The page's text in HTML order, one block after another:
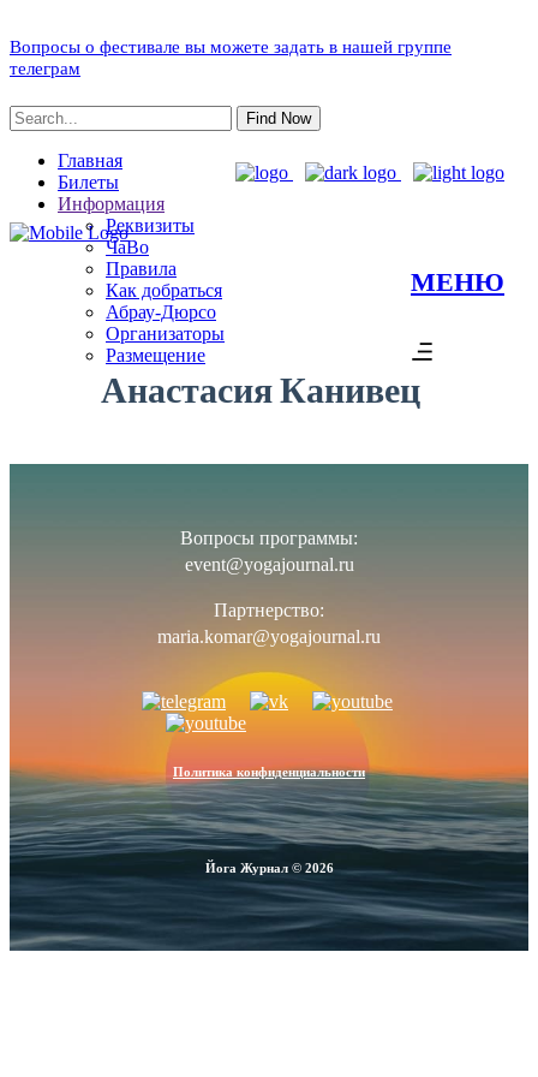
Вопросы о фестивале вы можете задать в нашей группе
телеграм
Find Now
Главная
Билеты
Информация
Реквизиты
ЧаВо
Правила
Как добраться
Абрау-Дюрсо
Организаторы
Размещение
МЕНЮ
Анастасия Канивец
Вопросы программы:
event@yogajournal.ru
Партнерство:
maria.komar@yogajournal.ru
Политика конфиденциальности
Йога Журнал © 2026